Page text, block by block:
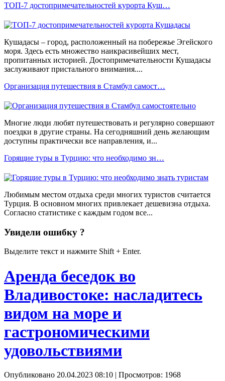
ТОП-7 достопримечательностей курорта Куш…
Кушадасы – город, расположенный на побережье Эгейского
моря. Здесь есть множество наикрасивейших мест,
пропитанных историей. Достопримечательности Кушадасы
заслуживают пристального внимания....
Организация путешествия в Стамбул самост…
Многие люди любят путешествовать и регулярно совершают
поездки в другие страны. На сегодняшний день желающим
доступны практически все направления, и...
Горящие туры в Турцию: что необходимо зн…
Любимым местом отдыха среди многих туристов считается
Турция. В основном многих привлекает дешевизна отдыха.
Согласно статистике с каждым годом все...
Увидели ошибку ?
Выделите текст и нажмите Shift + Enter.
Аренда беседок во
Владивостоке: насладитесь
видом на море и
гастрономическими
удовольствиями
Опубликовано 20.04.2023 08:10 | Просмотров: 1968